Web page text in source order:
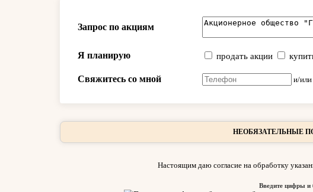
Запрос по акциям
Я планирую продать акции
Свяжитесь со мной и/или
НЕОБЯЗАТЕЛЬНЫЕ
Настоящим даю согласие на обработку
Введите цифры и